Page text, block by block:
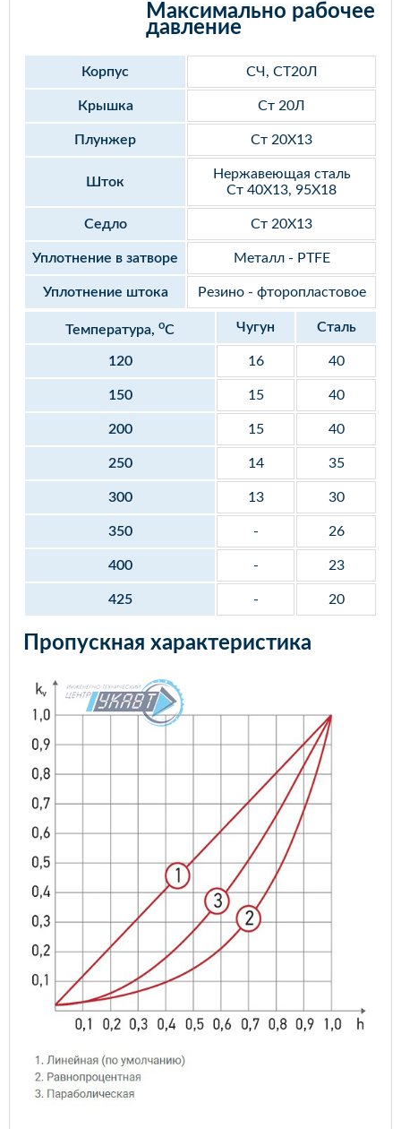
Максимально рабочее
давление
Корпус СЧ, СТ20Л
Крышка Ст 20Л
Плунжер Ст 20Х13
Шток
Нержавеющая сталь
Ст 40Х13, 95Х18
Седло Ст 20Х13
Уплотнение в затворе Металл - PTFE
Уплотнение штока Резино - фторопластовое
Температура, oС Чугун Сталь
120 16 40
150 15 40
200 15 40
250 14 35
300 13 30
350 - 26
400 - 23
425 - 20
Пропускная характеристика